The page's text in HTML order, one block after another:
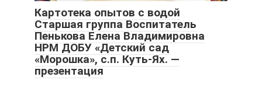
Картотека опытов с водой
Старшая группа Воспитатель
Пенькова Елена Владимировна
НРМ ДОБУ «Детский сад
«Морошка», с.п. Куть-Ях. —
презентация